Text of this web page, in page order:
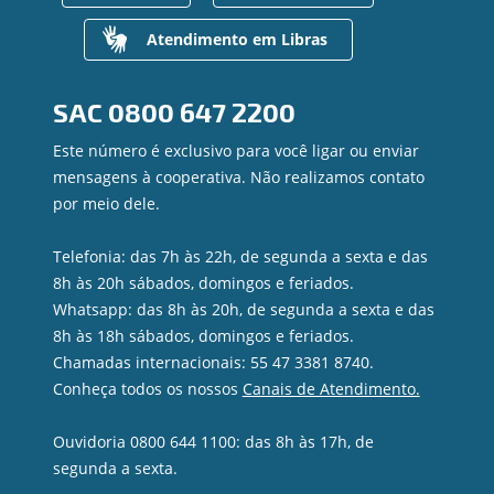
Valores a Receber
Contato
Ouvidoria
Atendimento em Libras
SAC 0800 647 2200
Este número é exclusivo para você ligar ou enviar
mensagens à cooperativa. Não realizamos contato
por meio dele.
Telefonia: das 7h às 22h, de segunda a sexta e das
8h às 20h sábados, domingos e feriados.
Whatsapp: das 8h às 20h, de segunda a sexta e das
8h às 18h sábados, domingos e feriados.
Chamadas internacionais: 55 47 3381 8740.
Conheça todos os nossos Canais de Atendimento.
Ouvidoria 0800 644 1100: das 8h às 17h, de
segunda a sexta.